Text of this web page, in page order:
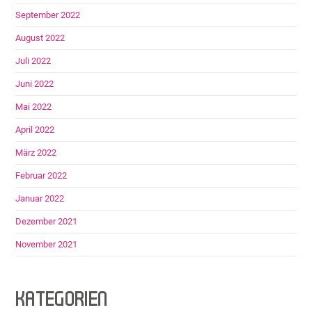
September 2022
August 2022
Juli 2022
Juni 2022
Mai 2022
April 2022
März 2022
Februar 2022
Januar 2022
Dezember 2021
November 2021
KATEGORIEN